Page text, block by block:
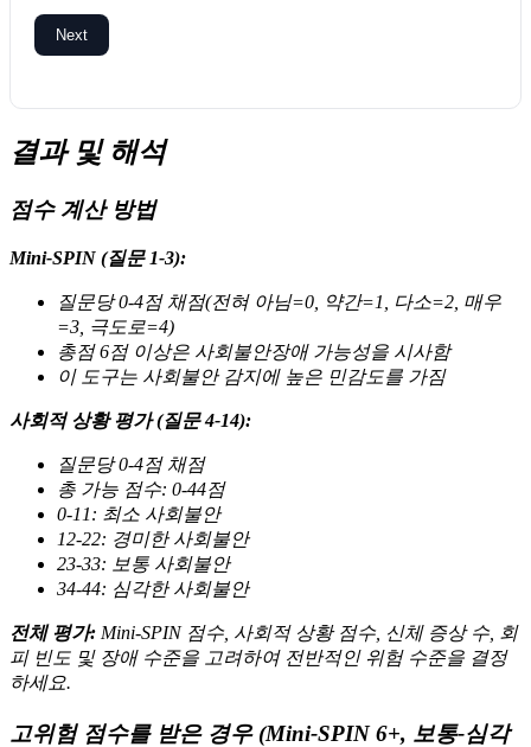
Next
결과 및 해석
점수 계산 방법
Mini-SPIN (질문 1-3):
질문당 0-4점 채점(전혀 아님=0, 약간=1, 다소=2, 매우
=3, 극도로=4)
총점 6점 이상은 사회불안장애 가능성을 시사함
이 도구는 사회불안 감지에 높은 민감도를 가짐
사회적 상황 평가 (질문 4-14):
질문당 0-4점 채점
총 가능 점수: 0-44점
0-11: 최소 사회불안
12-22: 경미한 사회불안
23-33: 보통 사회불안
34-44: 심각한 사회불안
전체 평가: Mini-SPIN 점수, 사회적 상황 점수, 신체 증상 수, 회
피 빈도 및 장애 수준을 고려하여 전반적인 위험 수준을 결정
하세요.
고위험 점수를 받은 경우 (Mini-SPIN 6+, 보통-심각